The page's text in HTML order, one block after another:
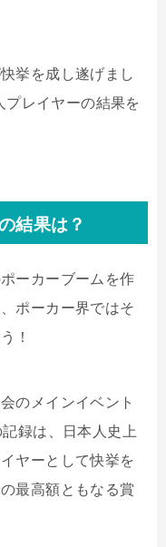
挙を成し遂げまし
レイヤーの結果を
結果は？
ーカーブームを作
ポーカー界ではそ
！
のメインイベント
録は、日本人史上
ヤーとして快挙を
最高額ともなる賞